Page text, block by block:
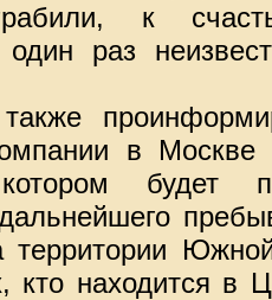
к
раз
в Москве
будет
кто находится в